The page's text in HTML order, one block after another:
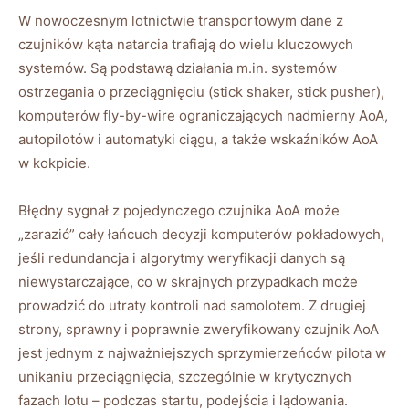
W nowoczesnym lotnictwie transportowym dane z
czujników kąta natarcia trafiają do wielu kluczowych
systemów. Są podstawą działania m.in. systemów
ostrzegania o przeciągnięciu (stick shaker, stick pusher),
komputerów fly-by-wire ograniczających nadmierny AoA,
autopilotów i automatyki ciągu, a także wskaźników AoA
w kokpicie.
Błędny sygnał z pojedynczego czujnika AoA może
„zarazić” cały łańcuch decyzji komputerów pokładowych,
jeśli redundancja i algorytmy weryfikacji danych są
niewystarczające, co w skrajnych przypadkach może
prowadzić do utraty kontroli nad samolotem. Z drugiej
strony, sprawny i poprawnie zweryfikowany czujnik AoA
jest jednym z najważniejszych sprzymierzeńców pilota w
unikaniu przeciągnięcia, szczególnie w krytycznych
fazach lotu – podczas startu, podejścia i lądowania.